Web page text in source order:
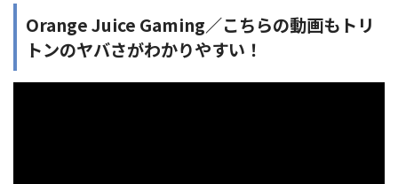
Orange Juice Gaming／こちらの動画もトリ
トンのヤバさがわかりやすい！